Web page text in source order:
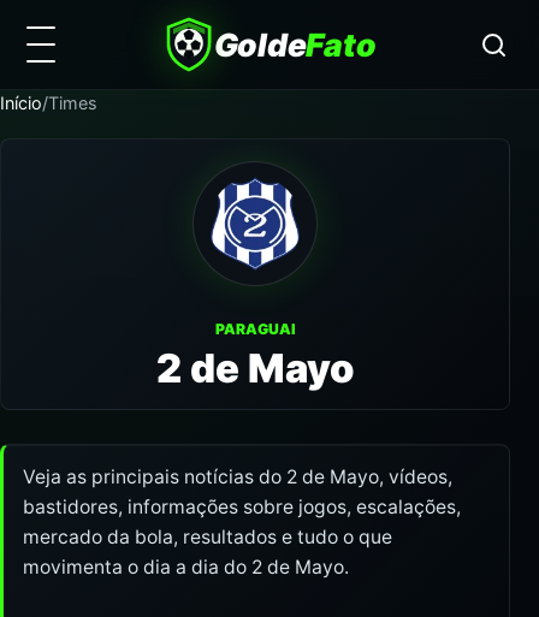
GoldeFato
Início/Times
PARAGUAI
2 de Mayo
Veja as principais notícias do 2 de Mayo, vídeos,
bastidores, informações sobre jogos, escalações,
mercado da bola, resultados e tudo o que
movimenta o dia a dia do 2 de Mayo.